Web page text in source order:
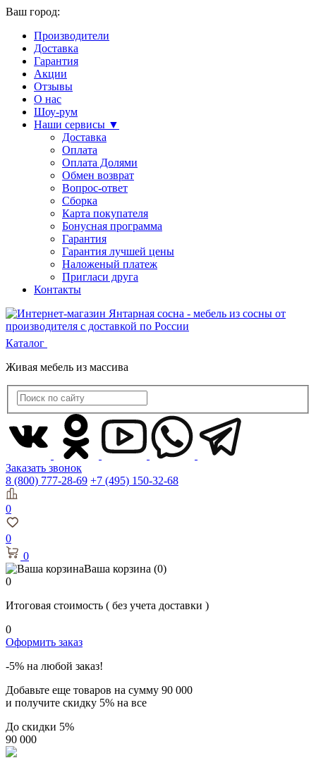
Ваш город:
Производители
Доставка
Гарантия
Акции
Отзывы
О нас
Шоу-рум
Наши сервисы ▼
Доставка
Оплата
Оплата Долями
Обмен возврат
Вопрос-ответ
Сборка
Карта покупателя
Бонусная программа
Гарантия
Гарантия лучшей цены
Наложеный платеж
Пригласи друга
Контакты
Каталог
Живая мебель из массива
Заказать звонок
8 (800) 777-28-69 +7 (495) 150-32-68
0
0
0
Ваша корзина (0)
0
Итоговая стоимость ( без учета доставки )
0
Оформить заказ
-5% на любой заказ!
Добавьте еще товаров на сумму 90 000
и получите скидку 5% на все
До скидки 5%
90 000